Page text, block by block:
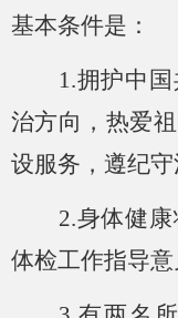
基本条件是：
1.拥护中
治方向，热爱
设服务，遵纪守
2.身体健
体检工作指导意